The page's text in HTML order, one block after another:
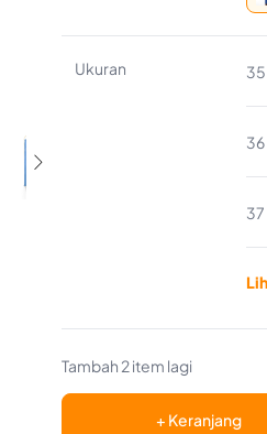

Ukuran 35
36
37
38
Tambah 2 item lagi
+ Keranjang